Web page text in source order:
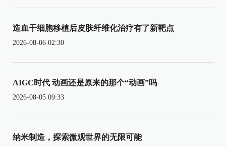
造血干细胞移植后皮肤纤维化治疗有了新靶点
2026-08-06 02:30
AIGC时代 动画还是原来的那个“动画”吗
2026-08-05 09:33
纳米制造，探索微观世界的无限可能